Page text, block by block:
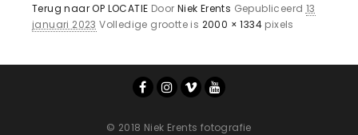
Terug naar OP LOCATIE Door Niek Erents Gepubliceerd 13
januari 2023 Volledige grootte is 2000 × 1334 pixels
© 2018 Niek Erents fotografie